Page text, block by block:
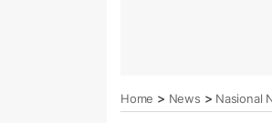
Home > News > Nasional